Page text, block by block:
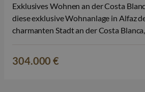
Exklusives Wohnen an der Costa
diese exklusive Wohnanlage in Alfaz
charmanten Stadt an der Costa
konzipiert, die Ruhe, Wohlbefinden
304.000 €